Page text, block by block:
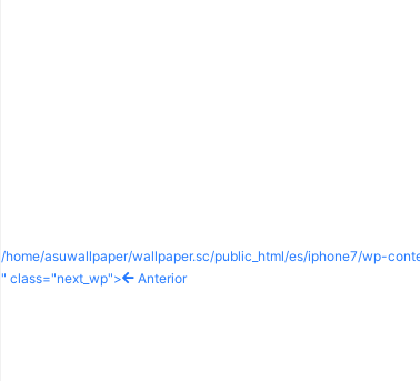
/home/asuwallpaper/wallpaper.sc/public_html/es/iphone7/wp-
" class="next_wp">
Anterior